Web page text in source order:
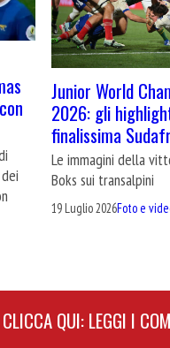
Junior World
2026: gli
finalissima
Le immagini della
Boks sui transalpini
19 Luglio 2026Foto e
CLICCA QUI: LEGGI I